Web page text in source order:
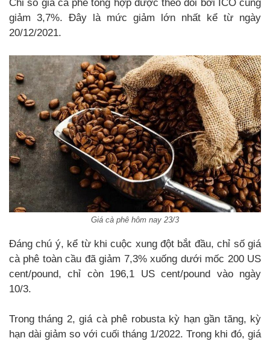
Chỉ số giá cà phê tổng hợp được theo dõi bởi ICO cũng
giảm 3,7%. Đây là mức giảm lớn nhất kể từ ngày
20/12/2021.
Giá cà phê hôm nay 23/3
Đáng chú ý, kể từ khi cuộc xung đột bắt đầu, chỉ số giá
cà phê toàn cầu đã giảm 7,3% xuống dưới mốc 200 US
cent/pound, chỉ còn 196,1 US cent/pound vào ngày
10/3.
Trong tháng 2, giá cà phê robusta kỳ hạn gần tăng, kỳ
hạn dài giảm so với cuối tháng 1/2022. Trong khi đó, giá